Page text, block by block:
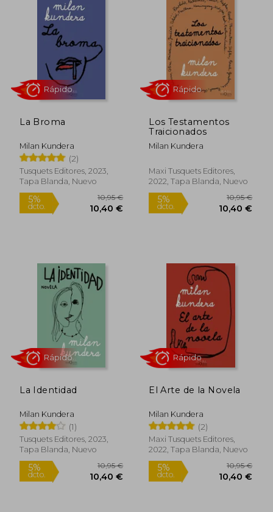
10,40 €
5%
La Broma
Milan Kundera
(2)
Tusquets Editores, 2023,
Tapa Blanda, Nuevo
dcto. 10,40 €
Los Testamentos
Traicionados
Milan Kundera
Maxi Tusquets Editores,
2022, Tapa Blanda, Nuevo
5%
dcto.
La Identidad
Milan Kundera
(1)
Tusquets Editores, 2023,
Tapa Blanda, Nuevo
El Arte de la Novela
Milan Kundera
(2)
Maxi Tusquets Editores,
2022, Tapa Blanda, Nuevo